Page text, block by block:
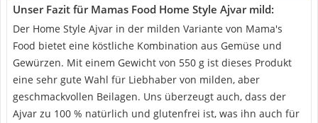
Unser Fazit für Mamas Food Home Style Ajvar mild:
Der Home Style Ajvar in der milden Variante von Mama's
Food bietet eine köstliche Kombination aus Gemüse und
Gewürzen. Mit einem Gewicht von 550 g ist dieses Produkt
eine sehr gute Wahl für Liebhaber von milden, aber
geschmackvollen Beilagen. Uns überzeugt auch, dass der
Ajvar zu 100 % natürlich und glutenfrei ist, was ihn auch für